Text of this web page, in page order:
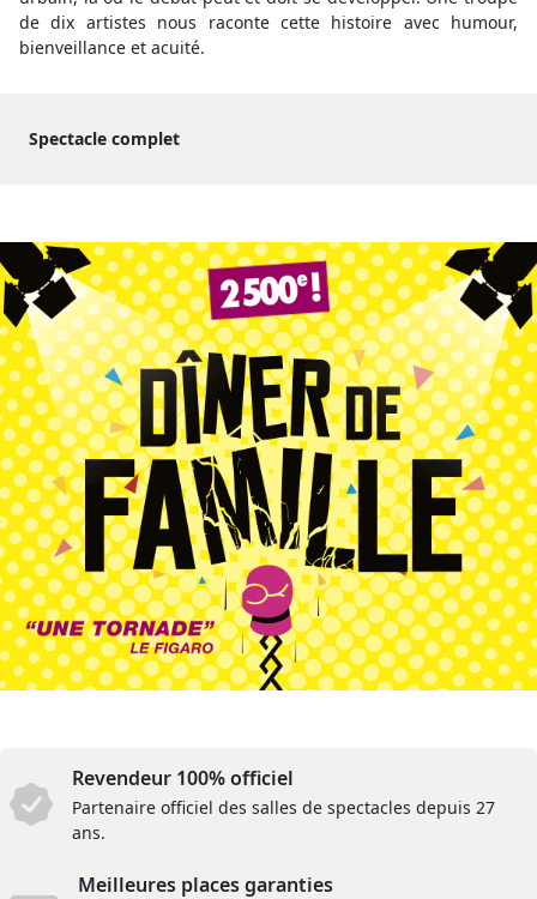
de dix artistes nous raconte cette histoire avec humour,
bienveillance et acuité.
Spectacle complet
Revendeur 100% officiel
Partenaire officiel des salles de spectacles depuis 27
ans.
Meilleures places garanties